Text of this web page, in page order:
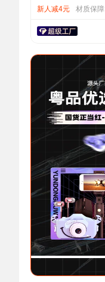
新人减4元 材质保障